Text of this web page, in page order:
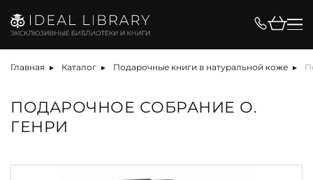
Главная Каталог Подарочные книги в натуральной коже
ПОДАРОЧНОЕ СОБРАНИЕ О.
ГЕНРИ